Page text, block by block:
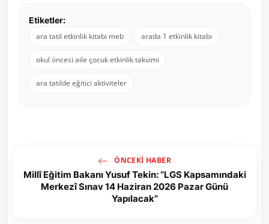
Etiketler:
ara tatil etkinlik kitabı meb
arada 1 etkinlik kitabı
okul öncesi aile çocuk etkinlik takvimi
ara tatilde eğitici aktiviteler
ÖNCEKI HABER
Millî Eğitim Bakanı Yusuf Tekin: “LGS Kapsamındaki
Merkezî Sınav 14 Haziran 2026 Pazar Günü
Yapılacak”